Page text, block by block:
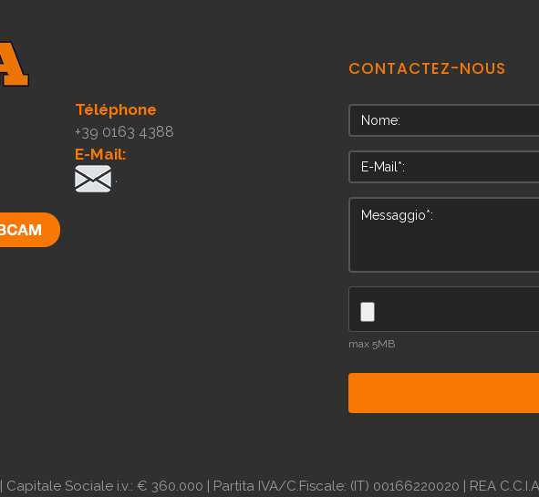
Téléphone
+39 0163 4388
E-Mail:
.
CONTACTEZ-NOUS
max 5MB
| Capitale Sociale i.v.: € 360.000 | Partita IVA/C.Fiscale: (IT) 00166220020 | REA